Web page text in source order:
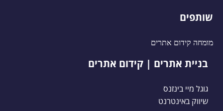
שותפים
מומחה קידום אתרים
בניית אתרים | קידום אתרים
גוגל מיי בינזנס
שיווק באינטרנט